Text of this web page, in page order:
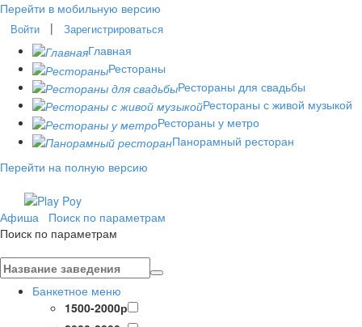
Перейти в мобильную версию
Войти | Зарегистрироваться
Главная
Рестораны
Рестораны для свадьбы
Рестораны с живой музыкой
Рестораны у метро
Панорамный ресторан
Перейти на полную версию
Афиша
Поиск по параметрам
Поиск по параметрам
Банкетное меню
1500-2000р